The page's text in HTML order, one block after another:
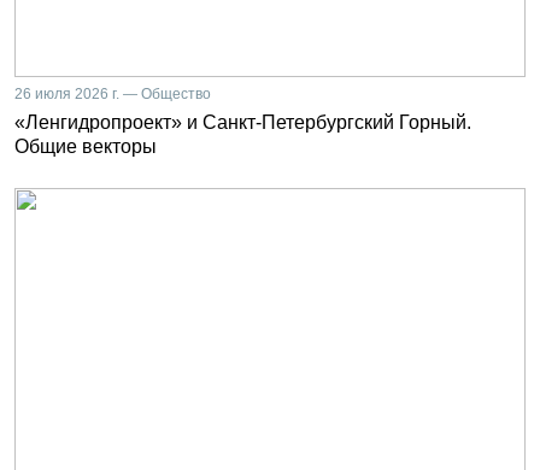
26 июля 2026 г. — Общество
«Ленгидропроект» и Санкт-Петербургский Горный.
Общие векторы